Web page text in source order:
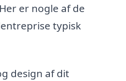
er nogle af de
typisk
design af dit